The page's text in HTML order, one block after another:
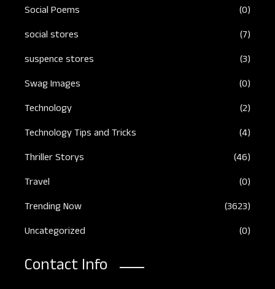
Social Poems
(0)
social stores
(7)
suspence stores
(3)
Swag Images
(0)
Technology
(2)
Technology Tips and Tricks
(4)
Thriller Storys
(46)
Travel
(0)
Trending Now
(3623)
Uncategorized
(0)
Contact Info